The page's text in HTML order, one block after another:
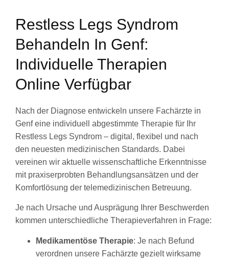
Restless Legs Syndrom
Behandeln In Genf:
Individuelle Therapien
Online Verfügbar
Nach der Diagnose entwickeln unsere Fachärzte in
Genf eine individuell abgestimmte Therapie für Ihr
Restless Legs Syndrom – digital, flexibel und nach
den neuesten medizinischen Standards. Dabei
vereinen wir aktuelle wissenschaftliche Erkenntnisse
mit praxiserprobten Behandlungsansätzen und der
Komfortlösung der telemedizinischen Betreuung.
Je nach Ursache und Ausprägung Ihrer Beschwerden
kommen unterschiedliche Therapieverfahren in Frage:
Medikamentöse Therapie: Je nach Befund
verordnen unsere Fachärzte gezielt wirksame